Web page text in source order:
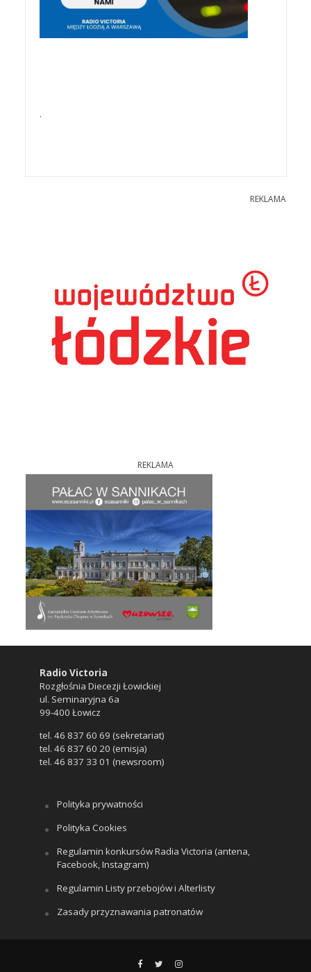
.
REKLAMA
REKLAMA
Radio Victoria
Rozgłośnia Diecezji Łowickiej
ul. Seminaryjna 6a
99-400 Łowicz
tel. 46 837 60 69 (sekretariat)
tel. 46 837 60 20 (emisja)
tel. 46 837 33 01 (newsroom)
Polityka prywatności
Polityka Cookies
Regulamin konkursów Radia Victoria (antena,
Facebook, Instagram)
Regulamin Listy przebojów i Alterlisty
Zasady przyznawania patronatów